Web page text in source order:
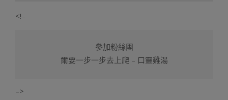
<!–
參加粉絲團
爾要一步一步去上爬 – 口靈雞湯
–>